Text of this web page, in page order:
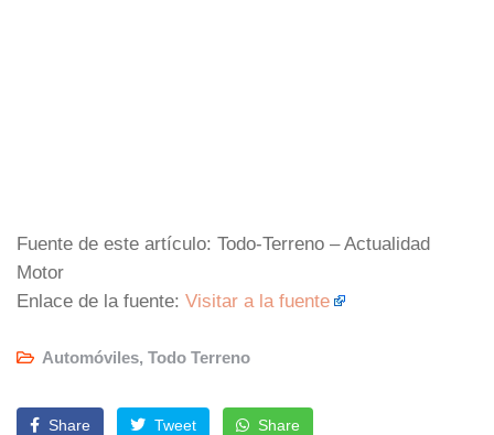
Fuente de este artículo: Todo-Terreno – Actualidad
Motor
Enlace de la fuente: Visitar a la fuente
Automóviles, Todo Terreno
Share Tweet Share